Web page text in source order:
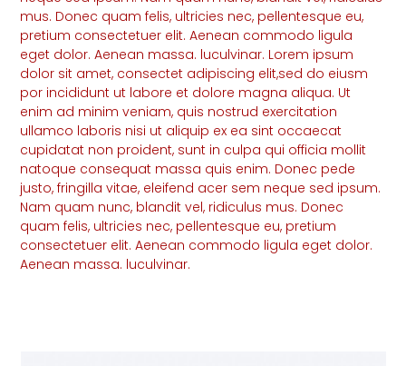
mus. Donec quam felis, ultricies nec, pellentesque eu,
pretium consectetuer elit. Aenean commodo ligula
eget dolor. Aenean massa. luculvinar. Lorem ipsum
dolor sit amet, consectet adipiscing elit,sed do eiusm
por incididunt ut labore et dolore magna aliqua. Ut
enim ad minim veniam, quis nostrud exercitation
ullamco laboris nisi ut aliquip ex ea sint occaecat
cupidatat non proident, sunt in culpa qui officia mollit
natoque consequat massa quis enim. Donec pede
justo, fringilla vitae, eleifend acer sem neque sed ipsum.
Nam quam nunc, blandit vel, ridiculus mus. Donec
quam felis, ultricies nec, pellentesque eu, pretium
consectetuer elit. Aenean commodo ligula eget dolor.
Aenean massa. luculvinar.